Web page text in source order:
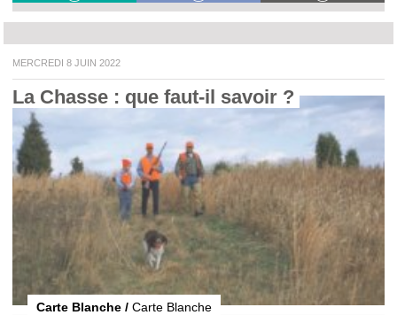
MERCREDI 8 JUIN 2022
La Chasse : que faut-il savoir ?
Carte Blanche / Carte Blanche